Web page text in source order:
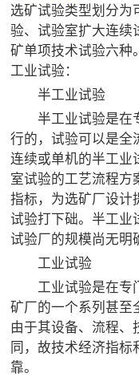
选矿试验类型划分为
验、试验室扩大连续
矿单项技术试验六种
工业试验：
半工业试验
半工业试验是在
行的，试验可以是全
连续或单机的半工业
室试验的工艺流程方
指标，为选矿厂设计
试验打下础。半工业
试验厂的规模尚无明
工业试验
工业试验是在专
矿厂的一个系列甚至
由于其设备、流程、
同，故技术经济指
靠。